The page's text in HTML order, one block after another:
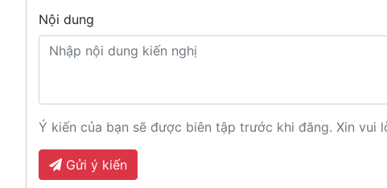
Nội dung
Ý kiến của bạn sẽ được biên tập trước khi đăng. Xin vui
Gửi ý kiến